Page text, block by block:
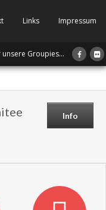
Links Impressum
unsere Groupies...
Info